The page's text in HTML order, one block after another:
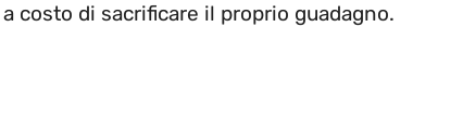
costo di sacrificare il proprio guadagno.